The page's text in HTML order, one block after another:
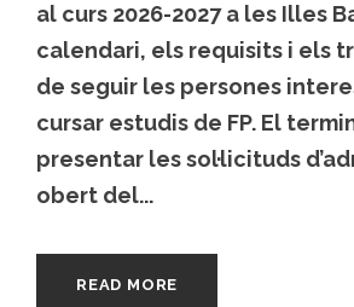
al curs 2026-2027 a les Illes
calendari, els requisits i els
de seguir les persones
cursar estudis de FP. El
presentar les sol·licituds
obert del...
READ MORE